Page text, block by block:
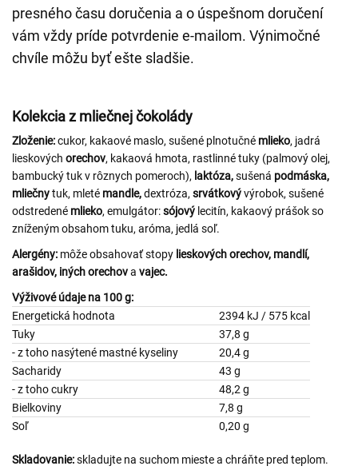
presného času doručenia a o úspešnom doručení
vám vždy príde potvrdenie e-mailom. Výnimočné
chvíle môžu byť ešte sladšie.
Kolekcia z mliečnej čokolády
Zloženie:cukor, kakaové maslo, sušené plnotučné mlieko, jadrá
lieskových orechov, kakaová hmota, rastlinné tuky (palmový olej,
bambucký tuk v rôznych pomeroch), laktóza,sušená podmáska,
mliečnytuk, mleté mandle,dextróza, srvátkovývýrobok, sušené
odstredené mlieko, emulgátor:sójový lecitín, kakaový prášok so
zníženým obsahom tuku, aróma, jedlá soľ.
Alergény: môže obsahovať stopy lieskových orechov, mandlí,
arašidov, iných orechova vajec.
Výživové údaje na 100 g:
Energetická hodnota
2394 kJ / 575 kcal
Tuky
37,8 g
- z toho nasýtené mastné kyseliny 20,4 g
Sacharidy
43 g
- z toho cukry
48,2 g
Bielkoviny
7,8 g
Soľ
0,20 g
Skladovanie:skladujte na suchom mieste a chráňte pred teplom.